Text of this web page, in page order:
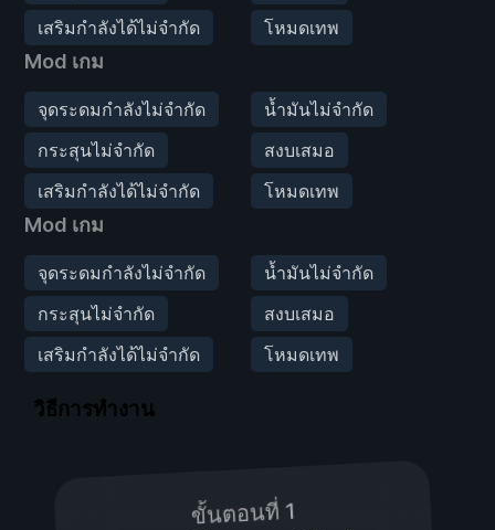
เสริมกำลังได้ไม่จำกัด
โหมดเทพ
Mod เกม
จุดระดมกำลังไม่จำกัด
น้ำมันไม่จำกัด
กระสุนไม่จำกัด
สงบเสมอ
เสริมกำลังได้ไม่จำกัด
โหมดเทพ
Mod เกม
จุดระดมกำลังไม่จำกัด
น้ำมันไม่จำกัด
กระสุนไม่จำกัด
สงบเสมอ
เสริมกำลังได้ไม่จำกัด
โหมดเทพ
วิธีการทำงาน
ขั้นตอนที่ 1